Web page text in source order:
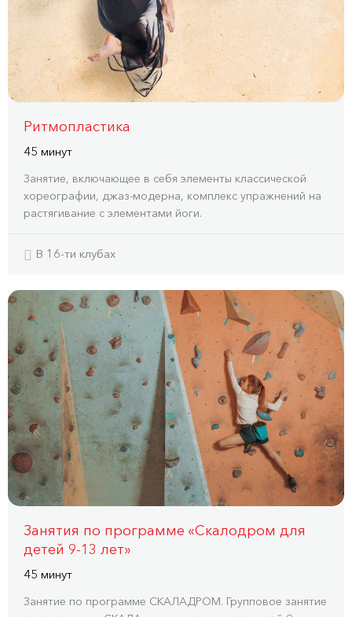
Ритмопластика
45 минут
Занятие, включающее в себя элементы классической
хореографии, джаз-модерна, комплекс упражнений на
растягивание с элементами йоги.
В 16-ти клубах
Занятия по программе «Скалодром для
детей 9-13 лет»
45 минут
Занятие по программе СКАЛАДРОМ. Групповое занятие